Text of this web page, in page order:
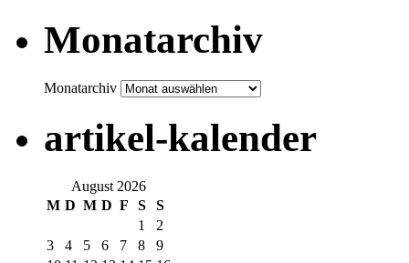
Monatarchiv
Monatarchiv
artikel-kalender
August 2026
M D M D F S S
1
2
3
4 5 6 7 8
9